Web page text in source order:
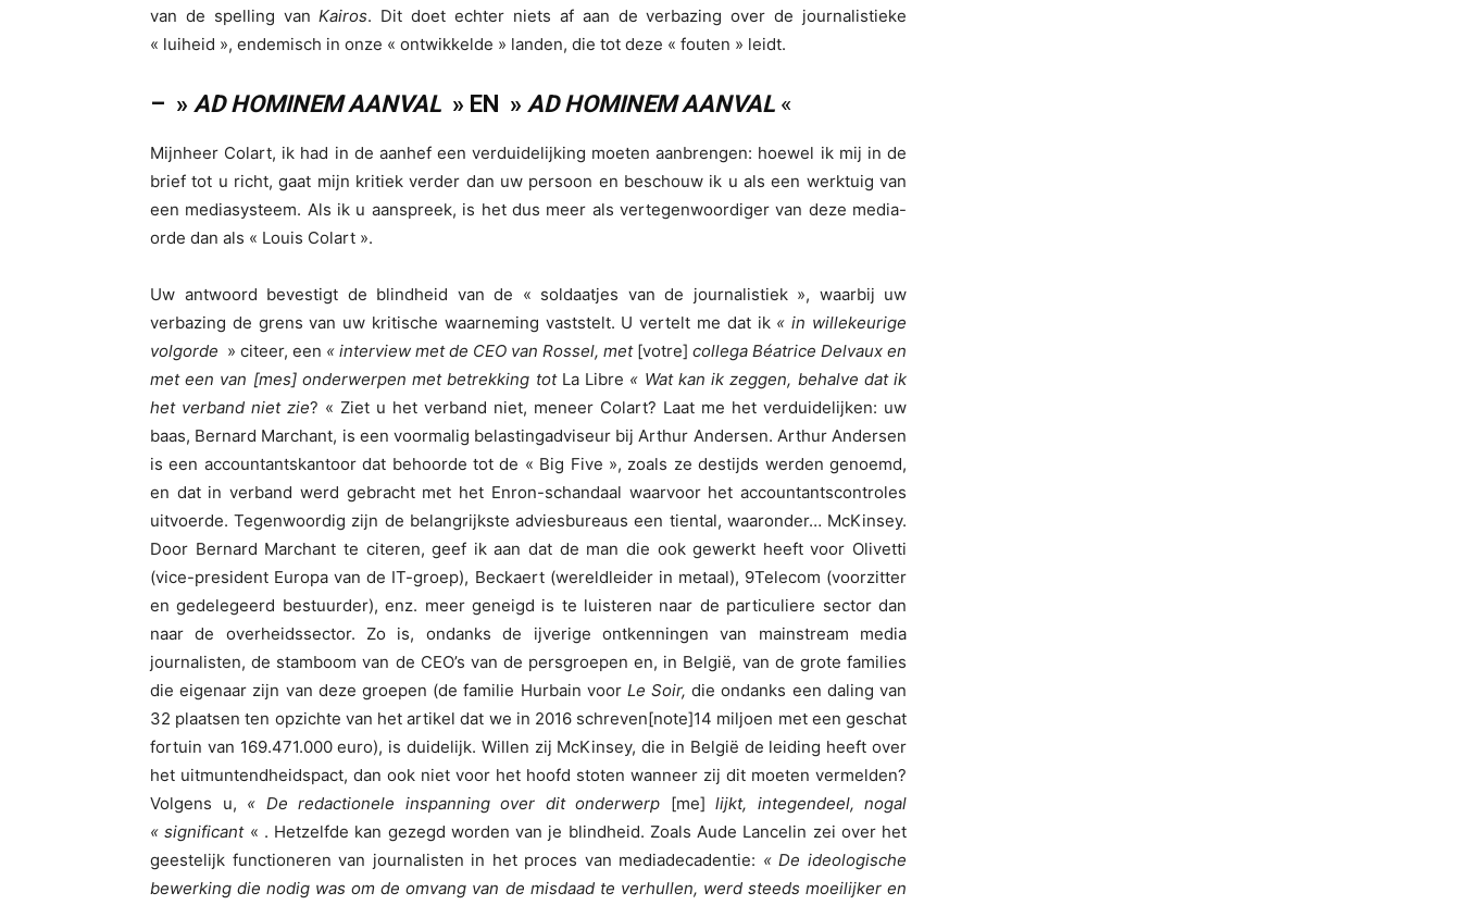
van de spelling vanKairos. Dit doet echter niets af aan de verbazing over de journalistieke
« luiheid », endemisch in onze « ontwikkelde » landen, die tot deze « fouten » leidt.
– » AD HOMINEM AANVAL » EN » AD HOMINEM AANVAL «
Mijnheer Colart, ik had in de aanhef een verduidelijking moeten aanbrengen: hoewel ik mij in de
brief tot u richt, gaat mijn kritiek verder dan uw persoon en beschouw ik u als een werktuig van
een mediasysteem. Als ik u aanspreek, is het dus meer als vertegenwoordiger van deze media-
orde dan als « Louis Colart ».
Uw antwoord bevestigt de blindheid van de « soldaatjes van de journalistiek », waarbij uw
verbazing de grens van uw kritische waarneming vaststelt. U vertelt me dat ik « in willekeurige
volgorde » citeer, een « interview met de CEO van Rossel, met[votre] collega Béatrice Delvaux en
met een van [mes] onderwerpen met betrekking tot La Libre « Wat kan ik zeggen, behalve dat ik
het verband niet zie? « Ziet u het verband niet, meneer Colart? Laat me het verduidelijken: uw
baas, Bernard Marchant, is een voormalig belastingadviseur bij Arthur Andersen. Arthur Andersen
is een accountantskantoor dat behoorde tot de « Big Five », zoals ze destijds werden genoemd,
en dat in verband werd gebracht met het Enron-schandaal waarvoor het accountantscontroles
uitvoerde. Tegenwoordig zijn de belangrijkste adviesbureaus een tiental, waaronder… McKinsey.
Door Bernard Marchant te citeren, geef ik aan dat de man die ook gewerkt heeft voor Olivetti
(vice-president Europa van de IT-groep), Beckaert (wereldleider in metaal), 9Telecom (voorzitter
en gedelegeerd bestuurder), enz. meer geneigd is te luisteren naar de particuliere sector dan
naar de overheidssector. Zo is, ondanks de ijverige ontkenningen van mainstream media
journalisten, de stamboom van de CEO’s van de persgroepen en, in België, van de grote families
die eigenaar zijn van deze groepen (de familie Hurbain voor Le Soir, die ondanks een daling van
32 plaatsen ten opzichte van het artikel dat we in 2016 schreven[note]14 miljoen met een geschat
fortuin van 169.471.000 euro), is duidelijk. Willen zij McKinsey, die in België de leiding heeft over
het uitmuntendheidspact, dan ook niet voor het hoofd stoten wanneer zij dit moeten vermelden?
Volgens u, « De redactionele inspanning over dit onderwerp [me] lijkt, integendeel, nogal
« significant« . Hetzelfde kan gezegd worden van je blindheid. Zoals Aude Lancelin zei over het
geestelijk functioneren van journalisten in het proces van mediadecadentie: « De ideologische
bewerking die nodig was om de omvang van de misdaad te verhullen, werd steeds moeilijker en